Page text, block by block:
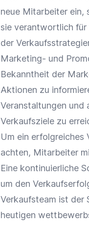
neue Mitarbeiter ein,
sie verantwortlich
der
Marketing- und
Bekanntheit der
Aktionen zu
Veranstaltungen und
Verkaufsziele zu
Um ein erfolgreiches
achten, Mitarbeiter
Eine kontinuierliche
um den
Verkaufsteam ist der
heutigen